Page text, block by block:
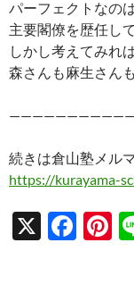
パーフェクトなの
主要閣僚を歴任し
しかし考えてみれば
森さんも麻生さん
続きは倉山塾メル
https://kurayama-
X
F